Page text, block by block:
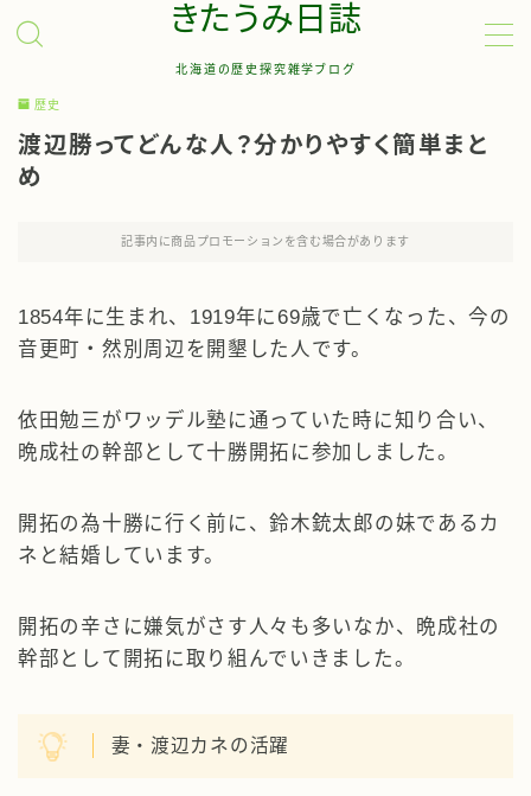
きたうみ日誌
北海道の歴史探究雑学ブログ
お問い合わせ
歴史
渡辺勝ってどんな人？分かりやすく簡単まと
め
記事内に商品プロモーションを含む場合があります
1854年に生まれ、1919年に69歳で亡くなった、今の
音更町・然別周辺を開墾した人です。
依田勉三がワッデル塾に通っていた時に知り合い、
晩成社の幹部として十勝開拓に参加しました。
開拓の為十勝に行く前に、鈴木銃太郎の妹であるカ
ネと結婚しています。
開拓の辛さに嫌気がさす人々も多いなか、晩成社の
幹部として開拓に取り組んでいきました。
妻・渡辺カネの活躍